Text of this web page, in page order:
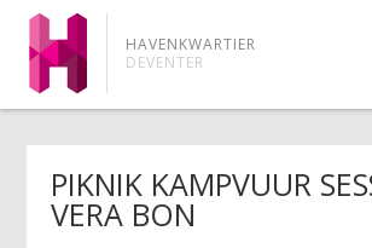
HAVENKWARTIER
DEVENTER
PIKNIK KAMPVUUR
VERA BON